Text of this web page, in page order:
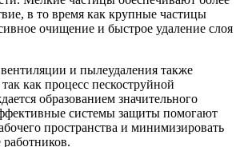
в то время как крупные частицы
очищение и быстрое удаление слоя
и пылеудаления также
как процесс пескоструйной
образованием значительного
системы защиты помогают
пространства и минимизировать
работников.